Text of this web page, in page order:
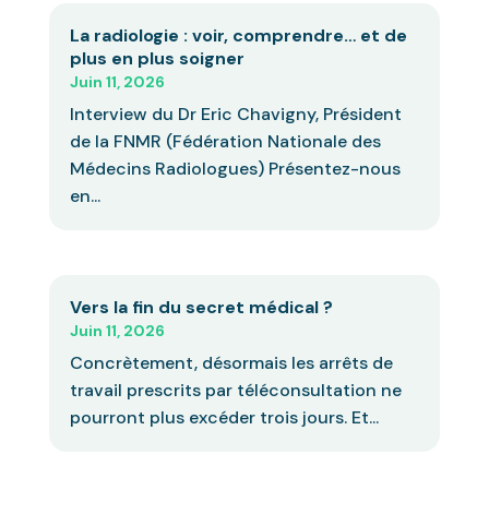
La radiologie : voir, comprendre… et de
plus en plus soigner
Juin 11, 2026
Interview du Dr Eric Chavigny, Président
de la FNMR (Fédération Nationale des
Médecins Radiologues) Présentez-nous
en...
Vers la fin du secret médical ?
Juin 11, 2026
Concrètement, désormais les arrêts de
travail prescrits par téléconsultation ne
pourront plus excéder trois jours. Et...